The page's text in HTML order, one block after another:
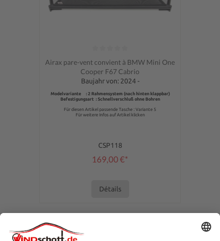
Note moyenne de 0 sur 5 étoiles
Airax pare-vent convient à BMW Mini One
Cooper F67 Cabrio
Baujahr von: 2024 -
Modelvariante : 2 Rahmensystem (nach hinten klappbar)
Befestigungsart : Schnellverschluß ohne Bohren
Für diesen Artikel passende Tasche : Variante 5
Für weitere Infos auf Artikel klicken
CSP118
169,00 €*
Détails
ASSISTANCE TÉLÉPHONIQUE